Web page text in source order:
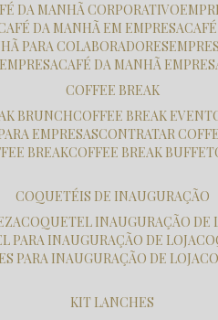
DA MANHÃ CORPORATIVO
CAFÉ DA MANHÃ EM EMPRESA
PARA COLABORADORES
CAFÉ DA MANHÃ
COFFEE BREAK
BRUNCH COFFEE BREAK
EMPRESAS CONTRATAR
BREAK COFFEE BREAK BUFFET
COQUETÉIS DE INAUGURAÇÃO
COQUETEL INAUGURAÇÃO DE
PARA INAUGURAÇÃO DE LOJA
PARA INAUGURAÇÃO DE LOJA
KIT LANCHES